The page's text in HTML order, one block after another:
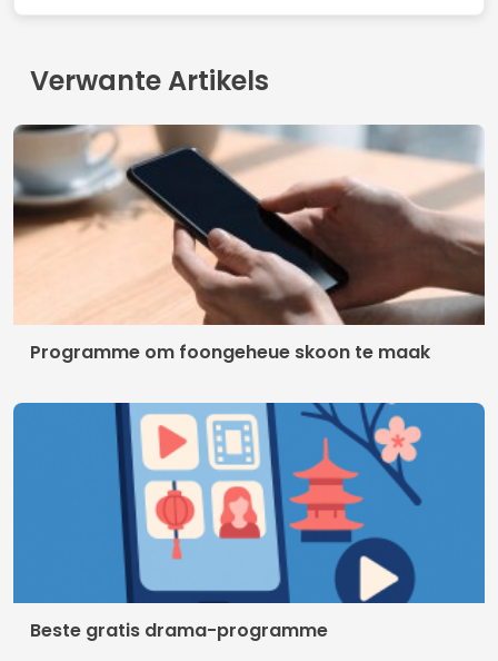
Verwante Artikels
Programme om foongeheue skoon te maak
Beste gratis drama-programme